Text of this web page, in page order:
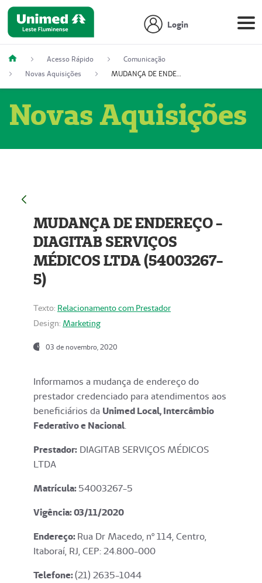
Login
Acesso Rápido
Comunicação
Novas Aquisições
MUDANÇA DE ENDEREÇO - DIAGITAB SERVIÇOS MÉDICOS LTDA (54003267-5)
Novas Aquisições
MUDANÇA DE ENDEREÇO -
DIAGITAB SERVIÇOS
MÉDICOS LTDA (54003267-
5)
Texto: Relacionamento com Prestador
Design: Marketing
03 de novembro, 2020
Informamos a mudança de endereço do
prestador credenciado para atendimentos aos
beneficiários da Unimed Local, Intercâmbio
Federativo e Nacional.
Prestador: DIAGITAB SERVIÇOS MÉDICOS
LTDA
Matrícula:54003267-5
Vigência: 03/11/2020
Endereço:Rua Dr Macedo, nº 114, Centro,
Itaboraí, RJ, CEP: 24.800-000
Telefone:(21) 2635-1044